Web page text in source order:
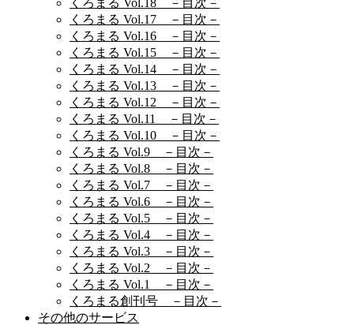
くろまる Vol.18 －目次－
くろまる Vol.17 －目次－
くろまる Vol.16 －目次－
くろまる Vol.15 －目次－
くろまる Vol.14 －目次－
くろまる Vol.13 －目次－
くろまる Vol.12 －目次－
くろまる Vol.11 －目次－
くろまる Vol.10 －目次－
くろまる Vol.9 －目次－
くろまる Vol.8 －目次－
くろまる Vol.7 －目次－
くろまる Vol.6 －目次－
くろまる Vol.5 －目次－
くろまる Vol.4 －目次－
くろまる Vol.3 －目次－
くろまる Vol.2 －目次－
くろまる Vol.1 －目次－
くろまる創刊号 －目次－
その他のサービス